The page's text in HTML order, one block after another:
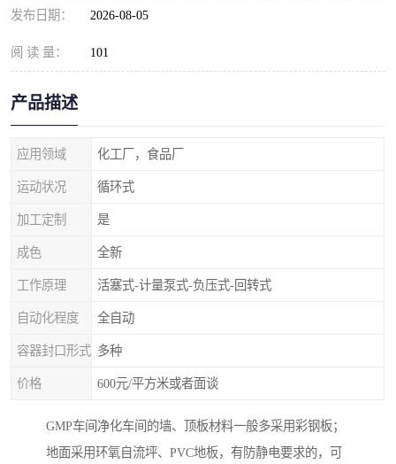
发布日期： 2026-08-05
阅 读 量： 101
产品描述
应用领域 化工厂，食品厂
运动状况 循环式
加工定制 是
成色 全新
工作原理 活塞式-计量泵式-负压式-回转式
自动化程度 全自动
容器封口形式 多种
价格 600元/平方米或者面谈
GMP车间净化车间的墙、顶板材料一般多采用彩钢板；
地面采用环氧自流坪、PVC地板，有防静电要求的，可